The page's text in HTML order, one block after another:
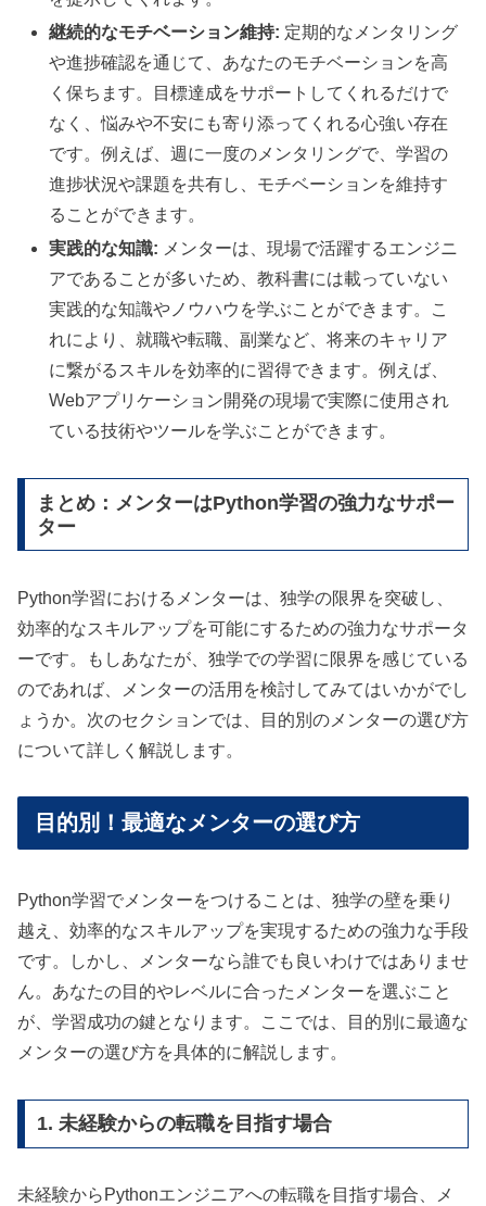
継続的なモチベーション維持: 定期的なメンタリング
や進捗確認を通じて、あなたのモチベーションを高
く保ちます。目標達成をサポートしてくれるだけで
なく、悩みや不安にも寄り添ってくれる心強い存在
です。例えば、週に一度のメンタリングで、学習の
進捗状況や課題を共有し、モチベーションを維持す
ることができます。
実践的な知識: メンターは、現場で活躍するエンジニ
アであることが多いため、教科書には載っていない
実践的な知識やノウハウを学ぶことができます。こ
れにより、就職や転職、副業など、将来のキャリア
に繋がるスキルを効率的に習得できます。例えば、
Webアプリケーション開発の現場で実際に使用され
ている技術やツールを学ぶことができます。
まとめ：メンターはPython学習の強力なサポー
ター
Python学習におけるメンターは、独学の限界を突破し、
効率的なスキルアップを可能にするための強力なサポータ
ーです。もしあなたが、独学での学習に限界を感じている
のであれば、メンターの活用を検討してみてはいかがでし
ょうか。次のセクションでは、目的別のメンターの選び方
について詳しく解説します。
目的別！最適なメンターの選び方
Python学習でメンターをつけることは、独学の壁を乗り
越え、効率的なスキルアップを実現するための強力な手段
です。しかし、メンターなら誰でも良いわけではありませ
ん。あなたの目的やレベルに合ったメンターを選ぶこと
が、学習成功の鍵となります。ここでは、目的別に最適な
メンターの選び方を具体的に解説します。
1. 未経験からの転職を目指す場合
未経験からPythonエンジニアへの転職を目指す場合、メ